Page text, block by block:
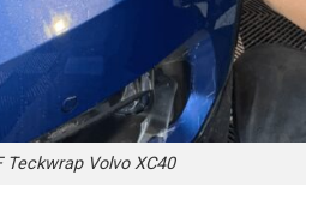
Teckwrap Volvo XC40